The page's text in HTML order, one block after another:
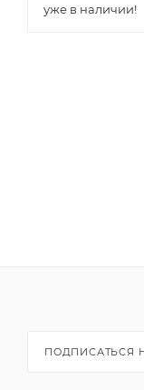
уже в наличии!
ПОДПИСАТЬСЯ